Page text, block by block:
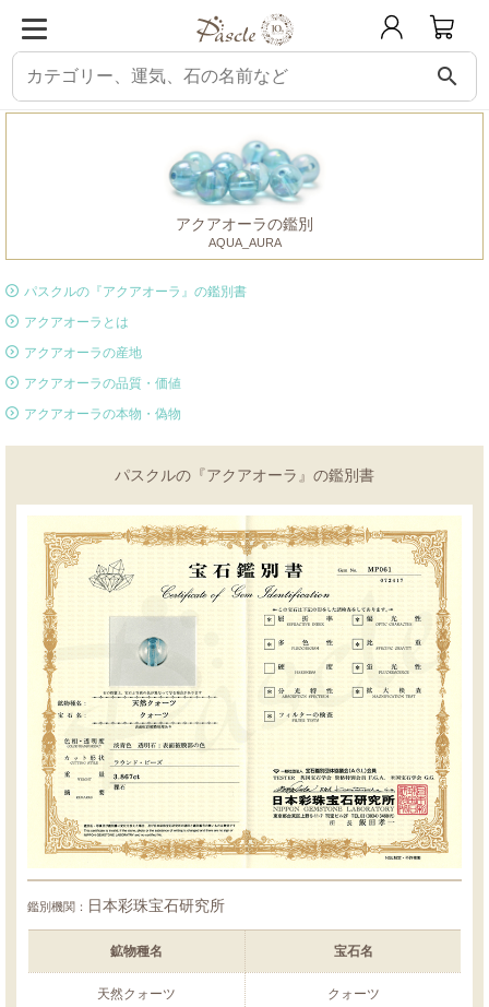
search
パスクル 鑑別書 アクアオーラ
アクアオーラの鑑別
AQUA_AURA
パスクルの『アクアオーラ』の鑑別書
アクアオーラとは
アクアオーラの産地
アクアオーラの品質・価値
アクアオーラの本物・偽物
パスクルの『アクアオーラ』の鑑別書
鑑別機関： 日本彩珠宝石研究所
鉱物種名 宝石名
天然クォーツ クォーツ